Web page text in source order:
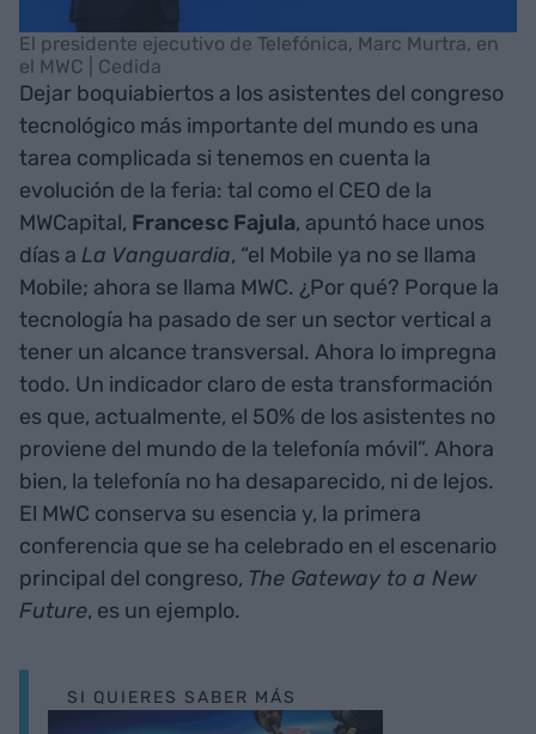
El presidente ejecutivo de Telefónica, Marc Murtra, en
el MWC | Cedida
Dejar boquiabiertos a los asistentes del congreso
tecnológico más importante del mundo es una
tarea complicada si tenemos en cuenta la
evolución de la feria: tal como el CEO de la
MWCapital, Francesc Fajula, apuntó hace unos
días a La Vanguardia, “el Mobile ya no se llama
Mobile; ahora se llama MWC. ¿Por qué? Porque la
tecnología ha pasado de ser un sector vertical a
tener un alcance transversal. Ahora lo impregna
todo. Un indicador claro de esta transformación
es que, actualmente, el 50% de los asistentes no
proviene del mundo de la telefonía móvil”. Ahora
bien, la telefonía no ha desaparecido, ni de lejos.
El MWC conserva su esencia y, la primera
conferencia que se ha celebrado en el escenario
principal del congreso, The Gateway to a New
Future, es un ejemplo.
SI QUIERES SABER MÁS